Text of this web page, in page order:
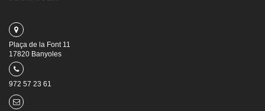
Plaça de la Font 11
17820 Banyoles
972 57 23 61